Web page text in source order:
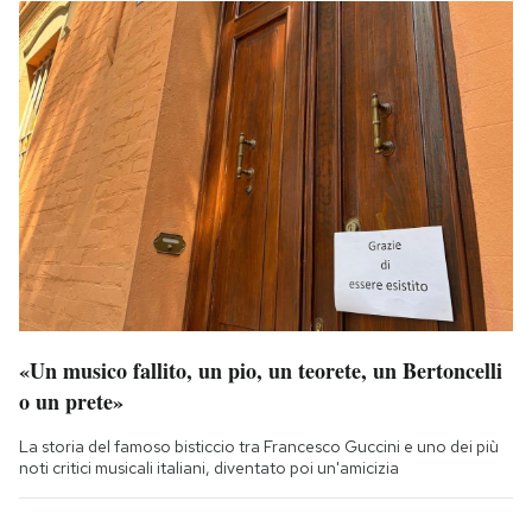
«Un musico fallito, un pio, un teorete, un Bertoncelli
o un prete»
La storia del famoso bisticcio tra Francesco Guccini e uno dei più
noti critici musicali italiani, diventato poi un'amicizia